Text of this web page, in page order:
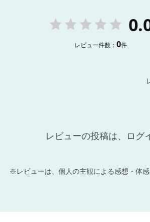
レビュー件数： 0件
レビューの投稿は、ログ
※レビューは、個人の主観による感想・体